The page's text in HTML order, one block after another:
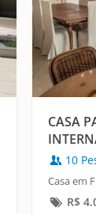
CASA
10
Casa em
R$